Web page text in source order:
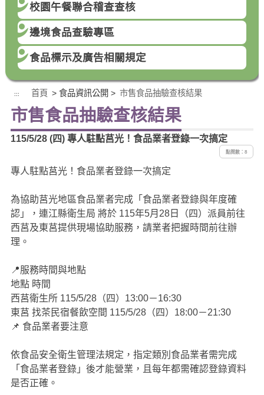
校園午餐聯合稽查查核
邊境食品查驗專區
食品標示及廣告相關規定
::: 首頁 > 食品資訊公開 > 市售食品抽驗查核結果
市售食品抽驗查核結果
115/5/28 (四) 專人駐點莒光！食品業者登錄一次搞定
點閱數：8
專人駐點莒光！食品業者登錄一次搞定
為協助莒光地區食品業者完成「食品業者登錄與年度確
認」，連江縣衛生局 將於 115年5月28日（四）派員前往
西莒及東莒提供現場協助服務，請業者把握時間前往辦
理。
📍服務時間與地點
地點 時間
西莒衛生所 115/5/28（四）13:00－16:30
東莒 找茶民宿餐飲空間 115/5/28（四）18:00－21:30
📌 食品業者要注意
依食品安全衛生管理法規定，指定類別食品業者需完成
「食品業者登錄」後才能營業，且每年都需確認登錄資料
是否正確。